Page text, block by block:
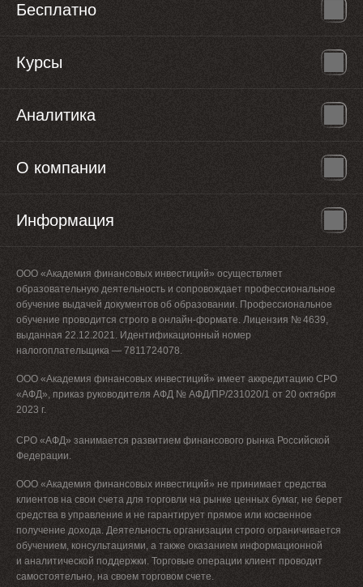
Бесплатно
Курсы
Аналитика
О компании
Информация
ООО «Академия финансовых инвестиций» осуществляет
образовательную деятельность и сопровождает профессиональное
обучение выдачей документов об образовании. Профессиональное
обучение проводится строго в онлайн-формате. Лицензия № 4639,
выданная 22.12.2021. Идентификационный номер
налогоплательщика — 7811724078.
ООО «Академия финансовых инвестиций» имеет аккредитацию СРО
«АФД», приказ руководителя АФД № АФД/ПР/231020/1 от 20 октября
2023 г.
СРО «АФД» занимается развитием финансового рынка Российской
Федерации.
ООО «Академия финансовых инвестиций» не принимает средства
клиентов на свои счета для торговли на рынке ценных бумаг, не берет
средства в управление и не гарантирует прямое или косвенное
получение дохода. Деятельность организации строго ограничивается
обучением, консультациями, а также оказанием информационной
и аналитической поддержки. Торговые операции клиент проводит
самостоятельно, на своем торговом счете.